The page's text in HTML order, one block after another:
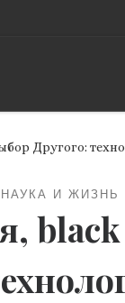
Другого:
НАУКА И ЖИЗНЬ